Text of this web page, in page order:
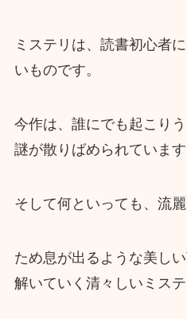
ミステリは、読書初心者
いものです。
今作は、誰にでも起こり
謎が散りばめられています
そして何といっても、流麗
ため息が出るような美し
解いていく清々しいミステ